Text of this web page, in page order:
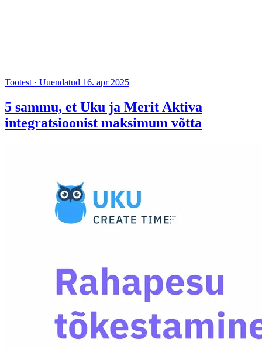
Tootest · Uuendatud 16. apr 2025
5 sammu, et Uku ja Merit Aktiva
integratsioonist maksimum võtta